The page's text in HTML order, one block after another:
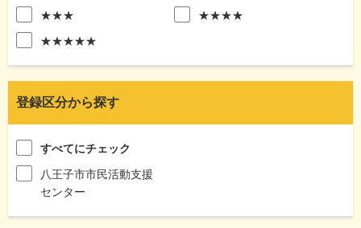
★★★
★★★★
★★★★★
登録区分から探す
すべてにチェック
八王子市市民活動支援
センター